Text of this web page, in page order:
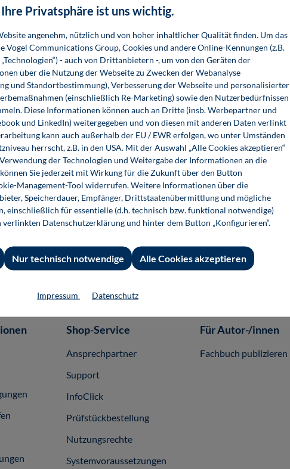
und
Shop-Service
Ansprechpartner
Support
InfoClick
Prüfstückbestellung
Nutzungsrechte
Systemvoraussetzungen
Für Autor-/innen
Fachbuch publizieren
Ihre Privatsphäre ist uns wichtig.
angenehm, nützlich und von hoher inhaltlicher Qualität finden. Um das
Vogel Communications Group, Cookies und andere Online-Kennungen (z.B.
- auch von Drittanbietern -, um von den Geräten der
über die Nutzung der Webseite zu Zwecken der Webanalyse
und Standortbestimmung), Verbesserung der Webseite und personalisierter
(einschließlich Re-Marketing) sowie den Nutzerbedürfnissen
Diese Informationen können auch an Dritte (insb. Werbepartner und
und LinkedIn) weitergegeben und von diesen mit anderen Daten verlinkt
kann auch außerhalb der EU / EWR erfolgen, wo unter Umständen
herrscht, z.B. in den USA. Mit der Auswahl „Alle Cookies akzeptieren“
der Technologien und Weitergabe der Informationen an die
Sie jederzeit mit Wirkung für die Zukunft über den Button
Management-Tool widerrufen. Weitere Informationen über die
Speicherdauer, Empfänger, Drittstaatenübermittlung und mögliche
einschließlich für essentielle (d.h. technisch bzw. funktional notwendige)
verlinkten Datenschutzerklärung und hinter dem Button „Konfigurieren“.
Nur technisch notwendige Alle Cookies akzeptieren
Impressum Datenschutz